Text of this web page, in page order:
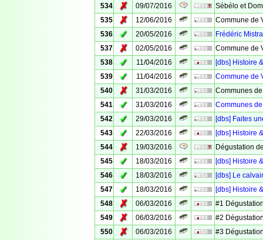
534
✗ 09/07/2016
Sébélo et
535
✗ 12/06/2016
Commune de
536
✓ 20/05/2016
Frédéric
537
✗ 02/05/2016
Commune de
538
✓ 11/04/2016
[dbs] Histoire
539
✓ 11/04/2016
Commune de
540
✗ 31/03/2016
Communes
541
✓ 31/03/2016
Communes
542
✓ 29/03/2016
[dbs] Faites
543
✓ 22/03/2016
[dbs] Histoire
544
✗ 19/03/2016
Dégustation
545
✓ 18/03/2016
[dbs] Histoire
546
✓ 18/03/2016
[dbs] Le
547
✓ 18/03/2016
[dbs] Histoire
548
✗ 06/03/2016
#1
549
✗ 06/03/2016
#2
550
✗ 06/03/2016
#3